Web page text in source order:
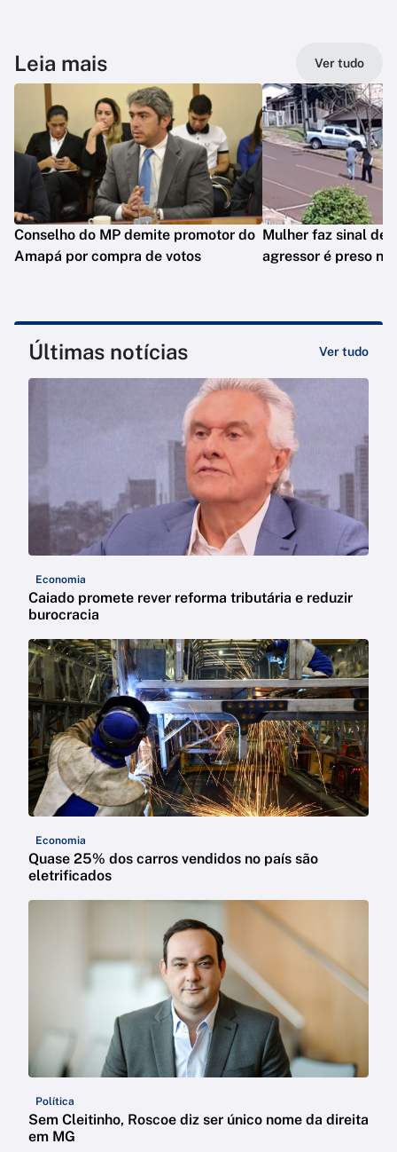
Leia mais Ver tudo
Conselho do MP demite promotor do
Amapá por compra de votos
Mulher faz sinal de
agressor é preso no
Últimas notícias Ver tudo
Economia
Caiado promete rever reforma tributária e reduzir
burocracia
Economia
Quase 25% dos carros vendidos no país são
eletrificados
Política
Sem Cleitinho, Roscoe diz ser único nome da direita
em MG